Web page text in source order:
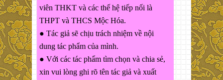
viên THKT và các thế hệ tiếp nối là
THPT và THCS Mộc Hóa.
● Tác giả sẽ chịu trách nhiệm về nội
dung tác phẩm của mình.
● Với các tác phẩm tìm chọn và chia sẻ,
xin vui lòng ghi rõ tên tác giả và xuất